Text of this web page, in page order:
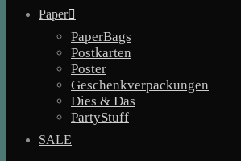
Paper
PaperBags
Postkarten
Poster
Geschenkverpackungen
Dies & Das
PartyStuff
SALE